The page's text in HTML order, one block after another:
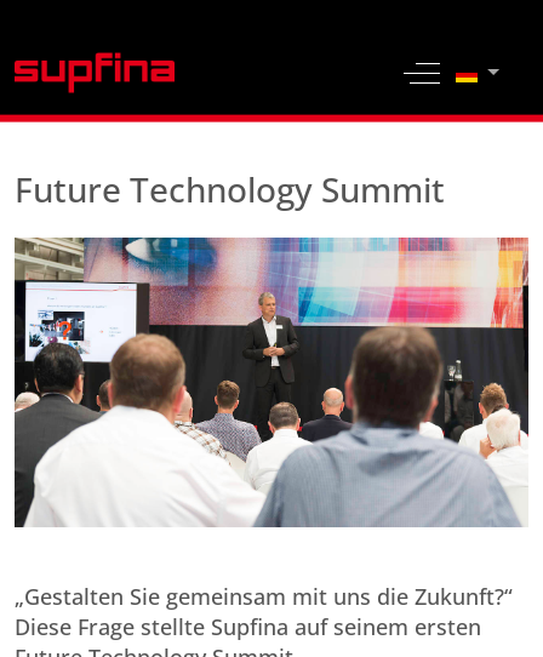
Off-Canvas
Sprache
Future Technology Summit
„Gestalten Sie gemeinsam mit uns die Zukunft?“
Diese Frage stellte Supfina auf seinem ersten